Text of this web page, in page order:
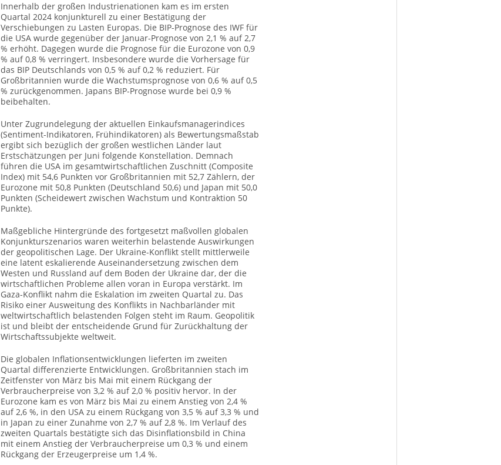
Innerhalb der großen Industrienationen kam es im ersten
Quartal 2024 konjunkturell zu einer Bestätigung der
Verschiebungen zu Lasten Europas. Die BIP-Prognose des IWF für
die USA wurde gegenüber der Januar-Prognose von 2,1 % auf 2,7
% erhöht. Dagegen wurde die Prognose für die Eurozone von 0,9
% auf 0,8 % verringert. Insbesondere wurde die Vorhersage für
das BIP Deutschlands von 0,5 % auf 0,2 % reduziert. Für
Großbritannien wurde die Wachstumsprognose von 0,6 % auf 0,5
% zurückgenommen. Japans BIP-Prognose wurde bei 0,9 %
beibehalten.
Unter Zugrundelegung der aktuellen Einkaufsmanagerindices
(Sentiment-Indikatoren, Frühindikatoren) als Bewertungsmaßstab
ergibt sich bezüglich der großen westlichen Länder laut
Erstschätzungen per Juni folgende Konstellation. Demnach
führen die USA im gesamtwirtschaftlichen Zuschnitt (Composite
Index) mit 54,6 Punkten vor Großbritannien mit 52,7 Zählern, der
Eurozone mit 50,8 Punkten (Deutschland 50,6) und Japan mit 50,0
Punkten (Scheidewert zwischen Wachstum und Kontraktion 50
Punkte).
Maßgebliche Hintergründe des fortgesetzt maßvollen globalen
Konjunkturszenarios waren weiterhin belastende Auswirkungen
der geopolitischen Lage. Der Ukraine-Konflikt stellt mittlerweile
eine latent eskalierende Auseinandersetzung zwischen dem
Westen und Russland auf dem Boden der Ukraine dar, der die
wirtschaftlichen Probleme allen voran in Europa verstärkt. Im
Gaza-Konflikt nahm die Eskalation im zweiten Quartal zu. Das
Risiko einer Ausweitung des Konflikts in Nachbarländer mit
weltwirtschaftlich belastenden Folgen steht im Raum. Geopolitik
ist und bleibt der entscheidende Grund für Zurückhaltung der
Wirtschaftssubjekte weltweit.
Die globalen Inflationsentwicklungen lieferten im zweiten
Quartal differenzierte Entwicklungen. Großbritannien stach im
Zeitfenster von März bis Mai mit einem Rückgang der
Verbraucherpreise von 3,2 % auf 2,0 % positiv hervor. In der
Eurozone kam es von März bis Mai zu einem Anstieg von 2,4 %
auf 2,6 %, in den USA zu einem Rückgang von 3,5 % auf 3,3 % und
in Japan zu einer Zunahme von 2,7 % auf 2,8 %. Im Verlauf des
zweiten Quartals bestätigte sich das Disinflationsbild in China
mit einem Anstieg der Verbraucherpreise um 0,3 % und einem
Rückgang der Erzeugerpreise um 1,4 %.